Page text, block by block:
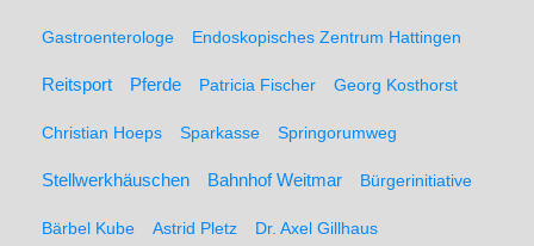
Gastroenterologe Endoskopisches Zentrum Hattingen
Reitsport Pferde Patricia Fischer Georg Kosthorst
Christian Hoeps Sparkasse Springorumweg
Stellwerkhäuschen Bahnhof Weitmar Bürgerinitiative
Bärbel Kube Astrid Pletz Dr. Axel Gillhaus